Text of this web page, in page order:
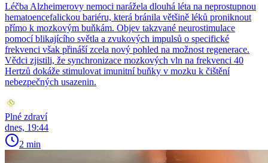
Léčba Alzheimerovy nemoci narážela dlouhá léta na neprostupnou
hematoencefalickou bariéru, která bránila většině léků proniknout
přímo k mozkovým buňkám. Objev takzvané neurostimulace
pomocí blikajícího světla a zvukových impulsů o specifické
frekvenci však přináší zcela nový pohled na možnost regenerace.
Vědci zjistili, že synchronizace mozkových vln na frekvenci 40
Hertzů dokáže stimulovat imunitní buňky v mozku k čištění
nebezpečných usazenin.
Plné zdraví
dnes, 19:44
2 min